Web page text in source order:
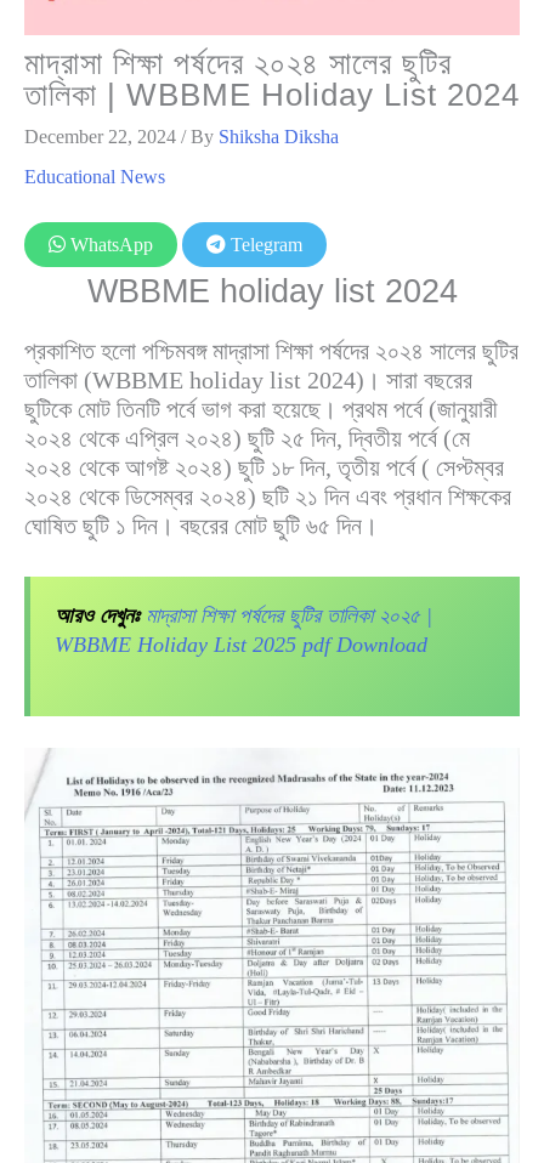
মাদ্রাসা শিক্ষা পর্ষদের ২০২৪ সালের ছুটির
তালিকা | WBBME Holiday List 2024
December 22, 2024 / By Shiksha Diksha
Educational News
WhatsApp Telegram
WBBME holiday list 2024
প্রকাশিত হলো পশ্চিমবঙ্গ মাদ্রাসা শিক্ষা পর্ষদের ২০২৪ সালের ছুটির
তালিকা (WBBME holiday list 2024)। সারা বছরের
ছুটিকে মোট তিনটি পর্বে ভাগ করা হয়েছে। প্রথম পর্বে (জানুয়ারী
২০২৪ থেকে এপ্রিল ২০২৪) ছুটি ২৫ দিন, দ্বিতীয় পর্বে (মে
২০২৪ থেকে আগষ্ট ২০২৪) ছুটি ১৮ দিন, তৃতীয় পর্বে ( সেপ্টম্বর
২০২৪ থেকে ডিসেম্বর ২০২৪) ছটি ২১ দিন এবং প্রধান শিক্ষকের
ঘোষিত ছুটি ১ দিন। বছরের মোট ছুটি ৬৫ দিন।
আরও দেখুনঃ মাদ্রাসা শিক্ষা পর্ষদের ছুটির তালিকা ২০২৫ |
WBBME Holiday List 2025 pdf Download